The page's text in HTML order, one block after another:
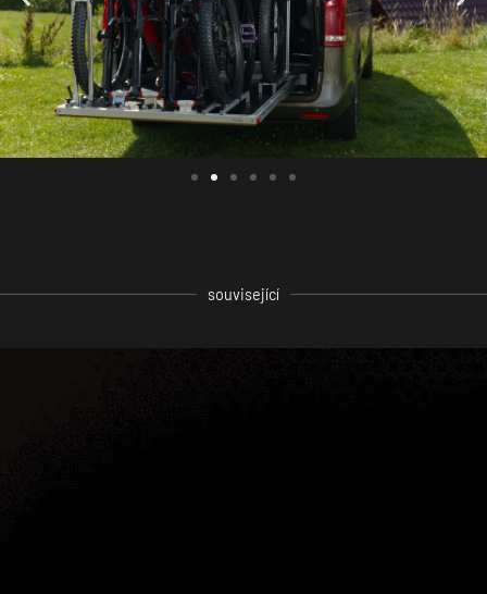
související